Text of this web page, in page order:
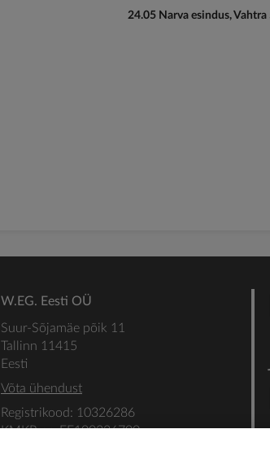
24.05 Narva esindus,
W.EG. Eesti OÜ
Suur-Sõjamäe põik 11
Tallinn 11415
Eesti
Võta ühendust
Registrikood: 10326286
KMKR nr: EE100336700